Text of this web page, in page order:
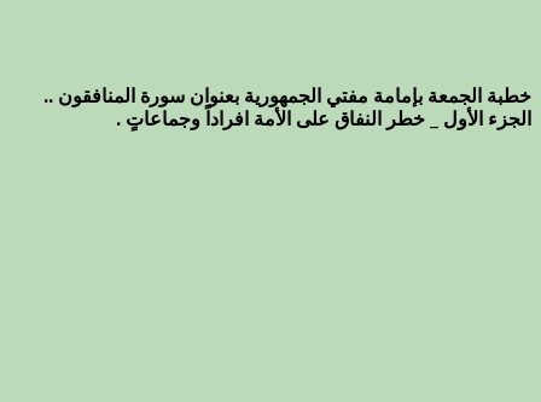
خطبة الجمعة بإمامة مفتي الجمهورية بعنوان سورة المنافقون ..
الجزء الأول _ خطر النفاق على الأمة افراداً وجماعاتٍ .